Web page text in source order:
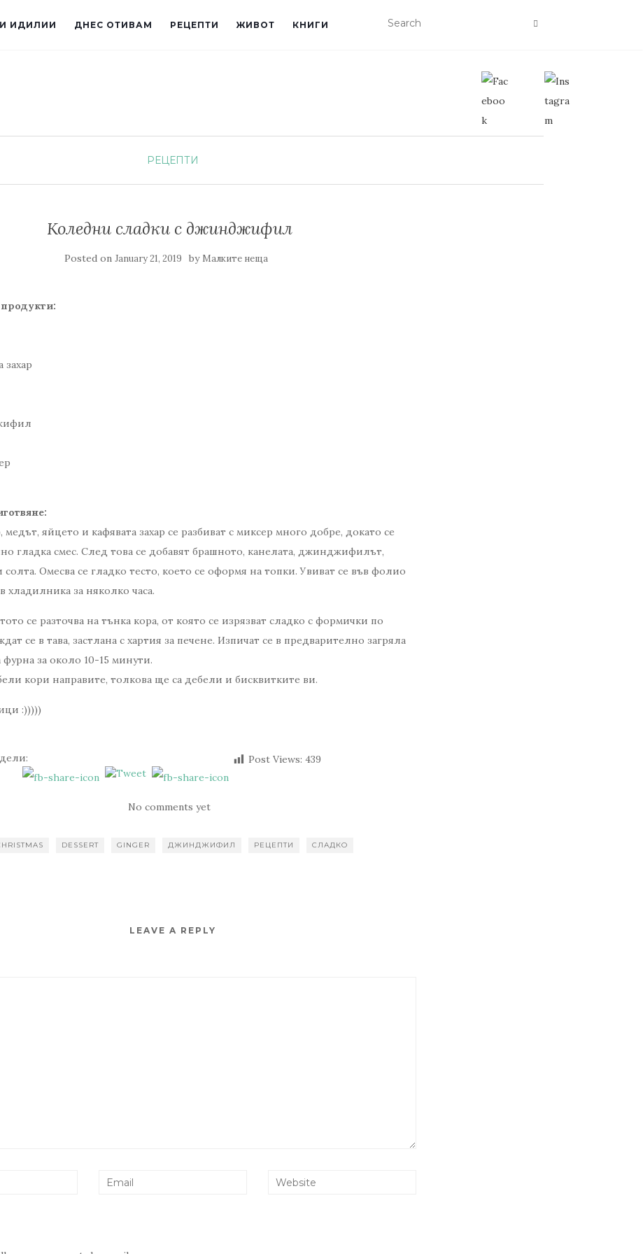
ИДИЛИИ ДНЕС ОТИВАМ РЕЦЕПТИ ЖИВОТ КНИГИ
РЕЦЕПТИ
Коледни сладки с джинджифил
Posted on January 21, 2019 by Малките неща
захар
яйцето и кафявата захар се разбиват с миксер много добре, докато се
гладка смес. След това се добавят брашното, канелата, джинджифилът,
солта. Омесва се гладко тесто, което се оформя на топки. Увиват се във фолио
хладилника за няколко часа.
се разточва на тънка кора, от която се изрязват сладко с формички по
се в тава, застлана с хартия за печене. Изпичат се в предварително загряла
фурна за около 10-15 минути.
кори направите, толкова ще са дебели и бисквитките ви.
:)))))
Post Views: 439
No comments yet
DESSERT GINGER ДЖИНДЖИФИЛ РЕЦЕПТИ СЛАДКО
LEAVE A REPLY